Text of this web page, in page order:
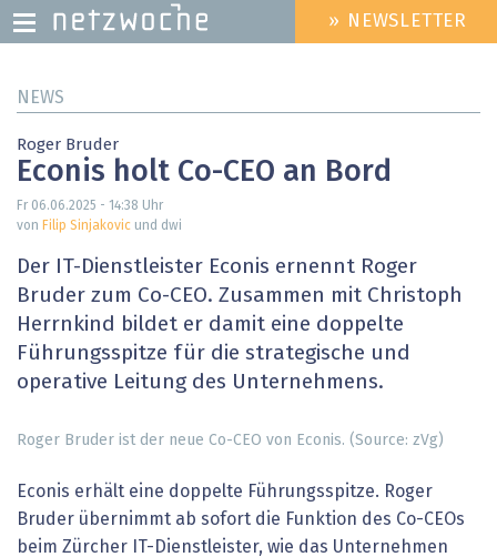
zum
HEADER
MENU
» NEWSLETTER
NEWS
Roger Bruder
Econis holt Co-CEO an Bord
Fr 06.06.2025 - 14:38 Uhr
von Filip Sinjakovic und dwi
Der IT-Dienstleister Econis ernennt Roger
Bruder zum Co-CEO. Zusammen mit Christoph
Herrnkind bildet er damit eine doppelte
Führungsspitze für die strategische und
operative Leitung des Unternehmens.
Roger Bruder ist der neue Co-CEO von Econis. (Source: zVg)
Econis erhält eine doppelte Führungsspitze. Roger
Bruder übernimmt ab sofort die Funktion des Co-CEOs
beim Zürcher IT-Dienstleister, wie das Unternehmen